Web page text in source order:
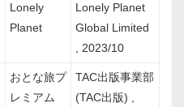
Lonely
Planet
Lonely Planet
Global Limited
, 2023/10
おとな旅プ
レミアム
TAC出版事業部
(TAC出版) ,